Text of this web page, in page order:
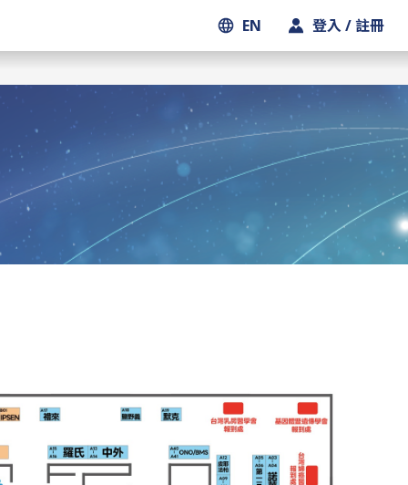
EN 登入 / 註冊